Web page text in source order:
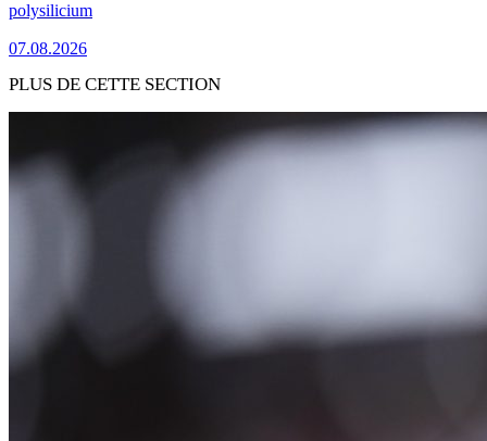
polysilicium
07.08.2026
PLUS DE CETTE SECTION